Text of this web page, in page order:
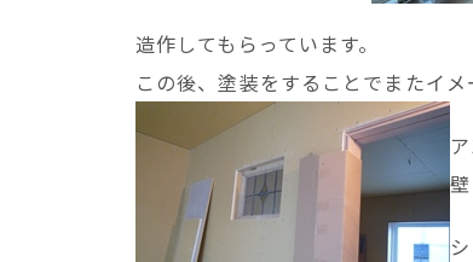
造作してもらっています。
この後、塗装をすることでまたイメ